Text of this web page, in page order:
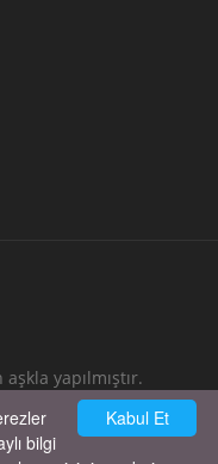
yapılmıştır.
Verin
Bize Yazın
Kabul Et
bilgi